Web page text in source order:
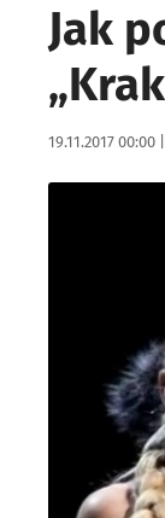
Jak
Data publikacji:
19.11.2017 00:00 |